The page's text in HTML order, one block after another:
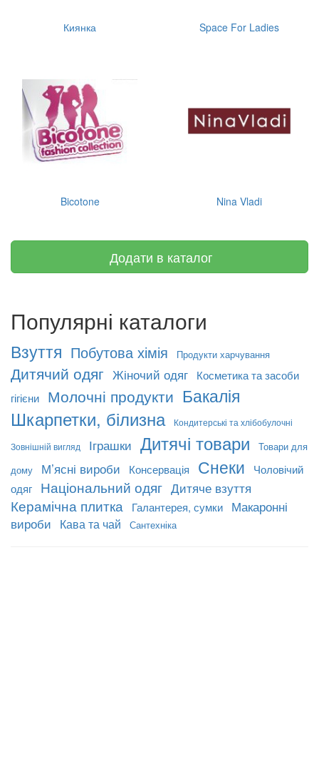
Киянка Space For Ladies
Bicotone Nina Vladi
Додати в каталог
Популярні каталоги
Взуття Побутова хімія Продукти харчування
Дитячий одяг Жіночий одяг
Косметика та засоби
гігієни
Молочні продукти Бакалія
Шкарпетки, білизна
Кондитерські та хлібобулочні
Зовнішній вигляд
Іграшки Дитячі товари
Товари для
дому
М’ясні вироби Консервація Снеки
Чоловічий
одяг
Національний одяг Дитяче взуття
Керамічна плитка Галантерея, сумки
Макаронні
вироби
Кава та чай Сантехніка